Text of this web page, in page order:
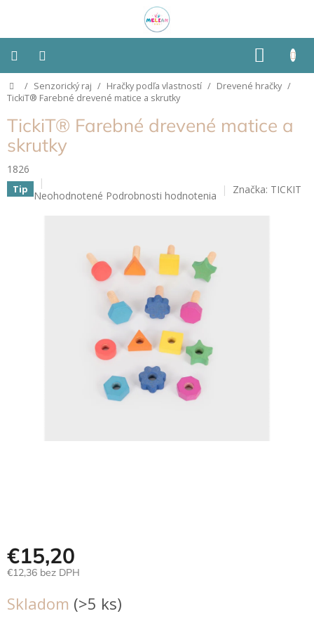
KOŠÍK
Montessori
Detská
izba
Senzorické
pomôcky
Domov
/ Senzorický raj / Hračky podľa vlastností / Drevené hračky /
TickiT® Farebné drevené matice a skrutky
TickiT® Farebné drevené matice a
skrutky
1826
Tip Priemerné
Neohodnotené Podrobnosti hodnotenia Značka: TICKIT
€15,20
€12,36 bez DPH
cena:
Skladom (>5 ks)